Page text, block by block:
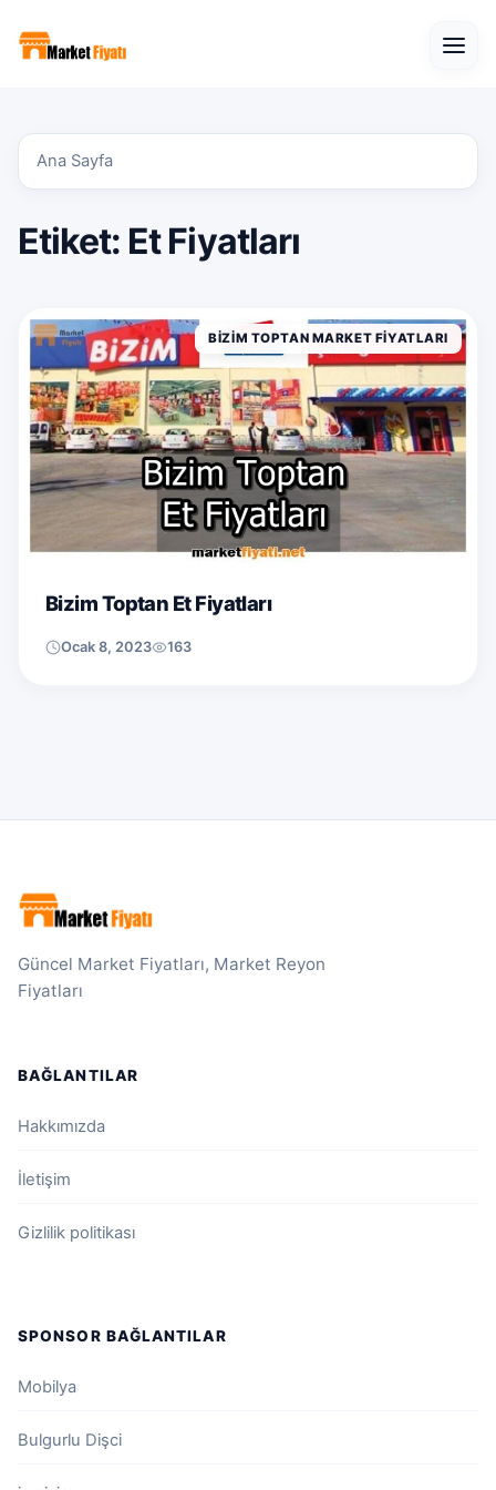
Ana Sayfa
Etiket: Et Fiyatları
BIZIM TOPTAN MARKET FIYATLARI
Bizim Toptan Et Fiyatları
Ocak 8, 2023 163
Güncel Market Fiyatları, Market Reyon
Fiyatları
BAĞLANTILAR
Hakkımızda
İletişim
Gizlilik politikası
SPONSOR BAĞLANTILAR
Mobilya
Bulgurlu Dişci